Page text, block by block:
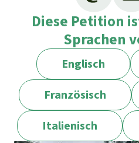
Diese Petition
Sprachen
Englisch
Französisch
Italienisch